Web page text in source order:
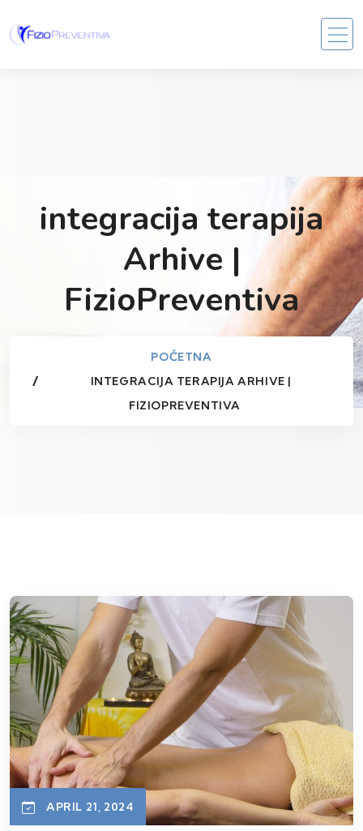
integracija terapija
Arhive |
FizioPreventiva
POČETNA
INTEGRACIJA TERAPIJA ARHIVE |
FIZIOPREVENTIVA
APRIL 21, 2024